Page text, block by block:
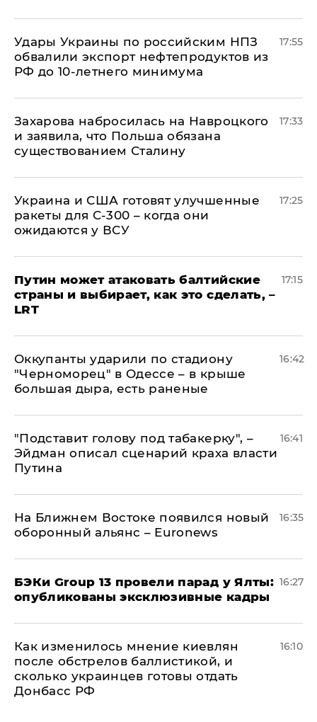
Удары Украины по российским НПЗ
обвалили экспорт нефтепродуктов из
РФ до 10-летнего минимума
17:55
​Захарова набросилась на Навроцкого
и заявила, что Польша обязана
существованием Сталину
17:33
Украина и США готовят улучшенные
ракеты для С-300 – когда они
ожидаются у ВСУ
17:25
Путин может атаковать балтийские
страны и выбирает, как это сделать, –
LRT
17:15
Оккупанты ударили по стадиону
"Черноморец" в Одессе – в крыше
большая дыра, есть раненые
16:42
​"Подставит голову под табакерку", –
Эйдман описал сценарий краха власти
Путина
16:41
На Ближнем Востоке появился новый
оборонный альянс – Euronews
16:35
​БЭКи Group 13 провели парад у Ялты:
опубликованы эксклюзивные кадры
16:27
Как изменилось мнение киевлян
после обстрелов баллистикой, и
сколько украинцев готовы отдать
Донбасс РФ
16:10